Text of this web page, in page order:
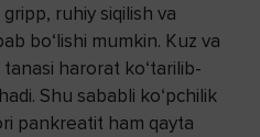
ruhiy siqilish va
bo‘lishi mumkin. Kuz va
harorat ko‘tarilib-
Shu sababli ko‘pchilik
pankreatit ham qayta